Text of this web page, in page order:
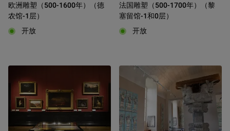
欧洲雕塑（500-1600年）（德
农馆-1层）
开放
法国雕塑（500-1700年）（黎
塞留馆-1和0层）
开放